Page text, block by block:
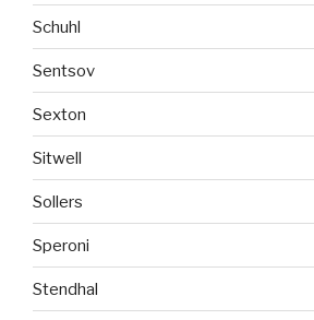
Schuhl
Sentsov
Sexton
Sitwell
Sollers
Speroni
Stendhal